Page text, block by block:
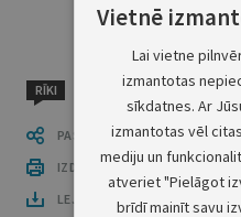
RĪKI
PASTĀSTI CITIEM
IZDRUKĀT PUBLIKĀCIJU
LEJUPLĀDĒT LAIDIENU (PDF)
Vietnē
Lai vietne
izmantotas
sīkdatnes. Ar
izmantotas vēl
mediju un
atveriet "Pielāgot
brīdī mainīt savu